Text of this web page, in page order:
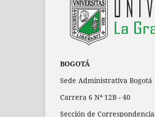
BOGOTÁ
Sede Administrativa Bogotá
Carrera 6 Nª 12B - 40
Sección de Correspondencia